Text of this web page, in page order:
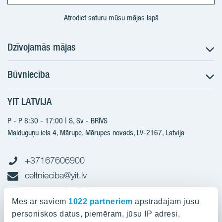
Mēs ar saviem 1022 partneriem apstrādājam jūsu
personiskos datus, piemēram, jūsu IP adresi,
Atrodiet saturu mūsu mājas lapā
Dzīvojamās mājas
Meklēt dzīvokli
Nākotnes projekti
Pārdošanas informācija
YIT Plus
Kontakti
Būvniecība
Būvniecība
Jaunie projekti
Realizētie projekti
YIT LATVIJA
P - P 8:30 - 17:00 | S, Sv - BRĪVS
Malduguņu iela 4, Mārupe, Mārupes novads, LV-2167, Latvija
+37167606900
celtnieciba@yit.lv
gramatvediba@yit.lv
Rekvīziti